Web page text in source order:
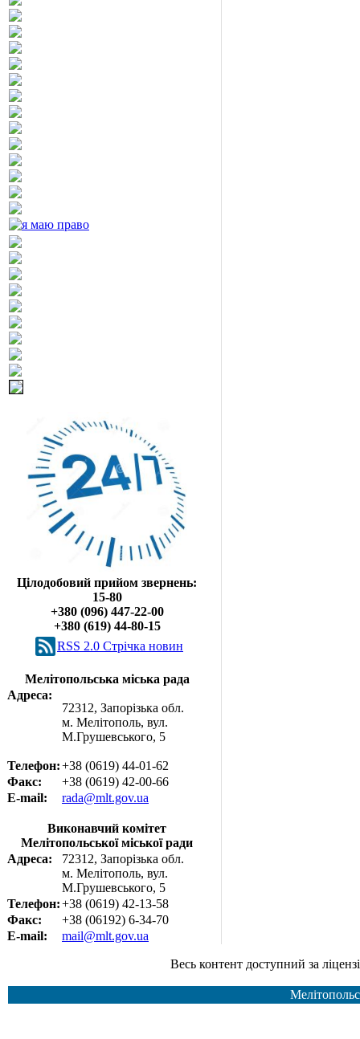
Цілодобовий прийом звернень:
15-80
+380 (096) 447-22-00
+380 (619) 44-80-15
RSS 2.0 Cтрічка новин
Мелітопольська міська рада
Адреса:
72312, Запорізька обл.
м. Мелітополь, вул.
М.Грушевського, 5
Телефон:+38 (0619) 44-01-62
Факс:
+38 (0619) 42-00-66
E-mail:
rada@mlt.gov.ua
Виконавчий комітет
Мелітопольської міської ради
Адреса:
72312, Запорізька обл.
м. Мелітополь, вул.
М.Грушевського, 5
Телефон:+38 (0619) 42-13-58
Факс:
+38 (06192) 6-34-70
E-mail:
mail@mlt.gov.ua
Весь контент доступний за ліцензією Creative